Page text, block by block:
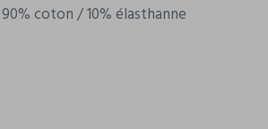
90% coton / 10% élasthanne